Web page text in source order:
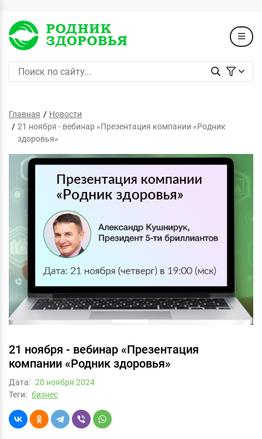
Главная
Новости
21 ноября - вебинар «Презентация компании «Родник
здоровья»
21 ноября - вебинар «Презентация
компании «Родник здоровья»
Дата: 20 ноября 2024
Теги: бизнес